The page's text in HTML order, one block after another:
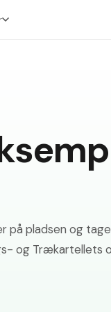
pladsen og
og Trækartellets